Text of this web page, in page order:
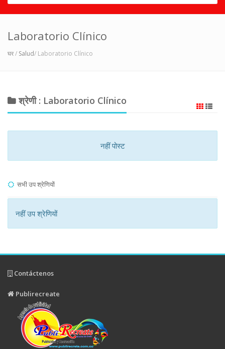
Laboratorio Clínico
घर/ Salud/ Laboratorio Clínico
श्रेणी : Laboratorio Clínico
नहीं पोस्ट
सभी उप श्रेणियों
नहीं उप श्रेणियों
Contáctenos
Publirecreate